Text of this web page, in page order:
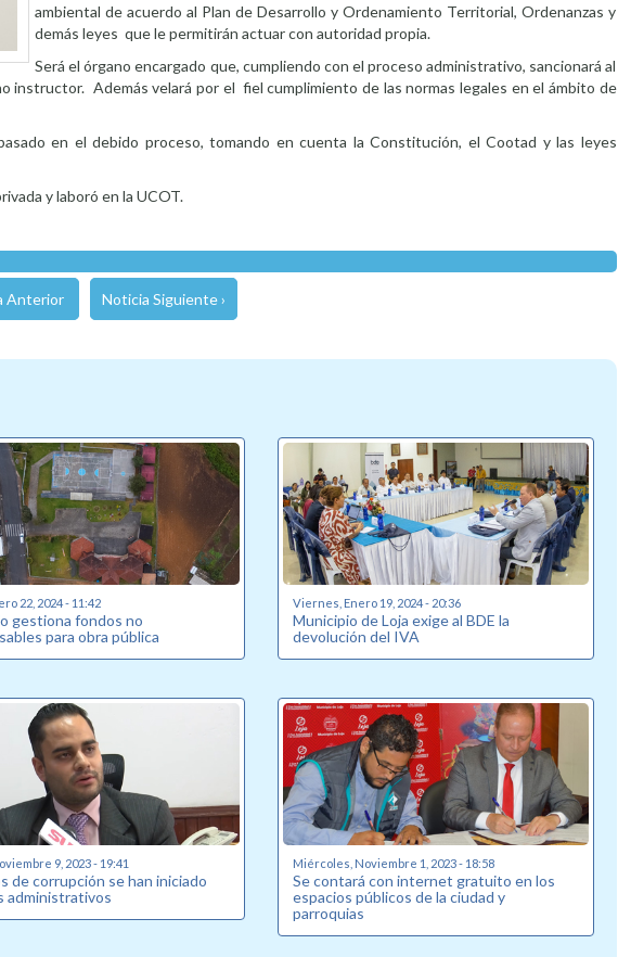
ambiental de acuerdo al Plan de Desarrollo y Ordenamiento Territorial, Ordenanzas y
demás leyes que le permitirán actuar con autoridad propia.
Será el órgano encargado que, cumpliendo con el proceso administrativo, sancionará al
Además velará por el fiel cumplimiento de las normas legales en el ámbito de
en el debido proceso, tomando en cuenta la Constitución, el Cootad y las leyes
y laboró en la UCOT.
Anterior Noticia Siguiente ›
22, 2024 - 11:42
gestiona fondos no
para obra pública
Viernes, Enero 19, 2024 - 20:36
Municipio de Loja exige al BDE la
devolución del IVA
9, 2023 - 19:41
de corrupción se han iniciado
administrativos
Miércoles, Noviembre 1, 2023 - 18:58
Se contará con internet gratuito en los
espacios públicos de la ciudad y
parroquias